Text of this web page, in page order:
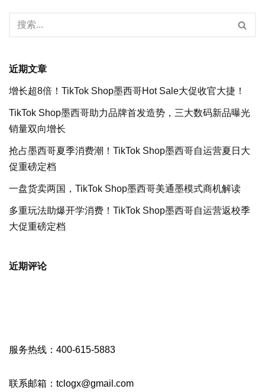
近期文章
增长超8倍！TikTok Shop墨西哥Hot Sale大促收官大捷！
TikTok Shop墨西哥助力品牌首发造势，三大数码新品曝光
销量双向增长
抢占墨西哥夏季消费潮！TikTok Shop墨西哥自运营夏日大
促重磅定档
一盘货卖两国，TikTok Shop墨西哥美通墨模式商机解读
多重玩法助爆开学消费！TikTok Shop墨西哥自运营返校季
大促重磅定档
近期评论
服务热线：400-615-5883
联系邮箱：tclogx@gmail.com